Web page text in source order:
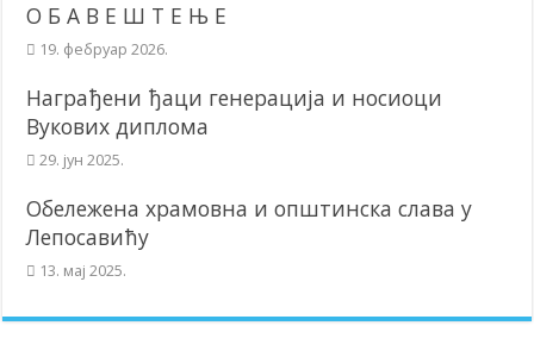
О Б А В Е Ш Т Е Њ Е
19. фебруар 2026.
Награђени ђаци генерација и носиоци
Вукових диплома
29. јун 2025.
Обележена храмовна и општинска слава у
Лепосавићу
13. мај 2025.